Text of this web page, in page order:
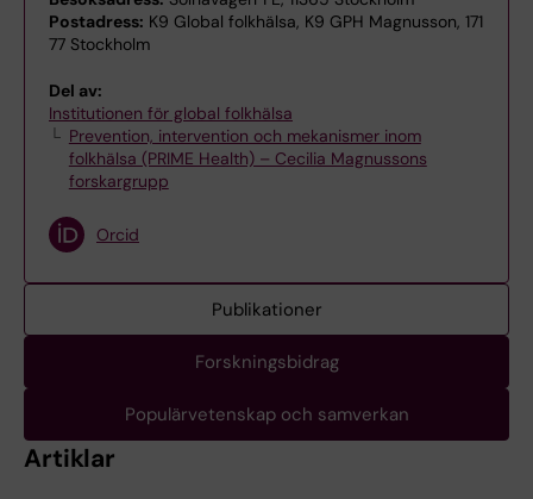
Postadress: K9 Global folkhälsa, K9 GPH Magnusson, 171
77 Stockholm
Del av:
Institutionen för global folkhälsa
Prevention, intervention och mekanismer inom
folkhälsa (PRIME Health) – Cecilia Magnussons
forskargrupp
Orcid
Publikationer
Forskningsbidrag
Populärvetenskap och samverkan
Artiklar